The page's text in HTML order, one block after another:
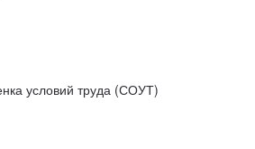
условий труда (СОУТ)